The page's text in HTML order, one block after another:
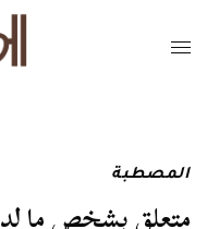
المصطبة